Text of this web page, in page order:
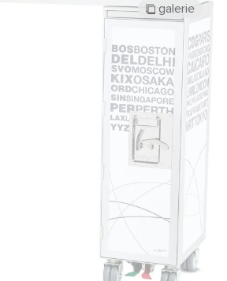
galerie